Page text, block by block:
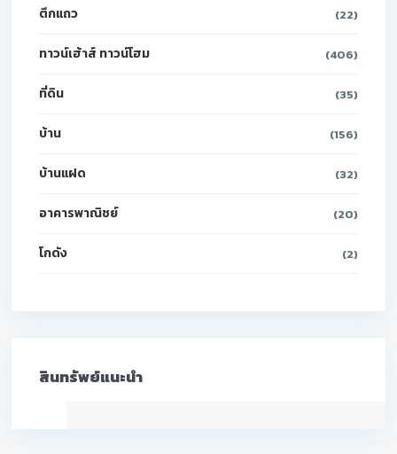
ตึกแถว (22)
ทาวน์เฮ้าส์ ทาวน์โฮม (406)
ที่ดิน (35)
บ้าน (156)
บ้านแฝด (32)
อาคารพาณิชย์ (20)
โกดัง (2)
สินทรัพย์แนะนำ